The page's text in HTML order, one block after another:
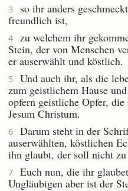
3
so ihr anders
freundlich ist,
4
zu welchem ihr
Stein, der von Menschen
er auserwählt und köstlich.
5
Und auch ihr, als die
zum geistlichem Hause
opfern geistliche Opfer,
Jesum Christum.
6
Darum steht in der
auserwählten, köstlichen
ihn glaubt, der soll nicht zu
7
Euch nun, die ihr
Ungläubigen aber ist der